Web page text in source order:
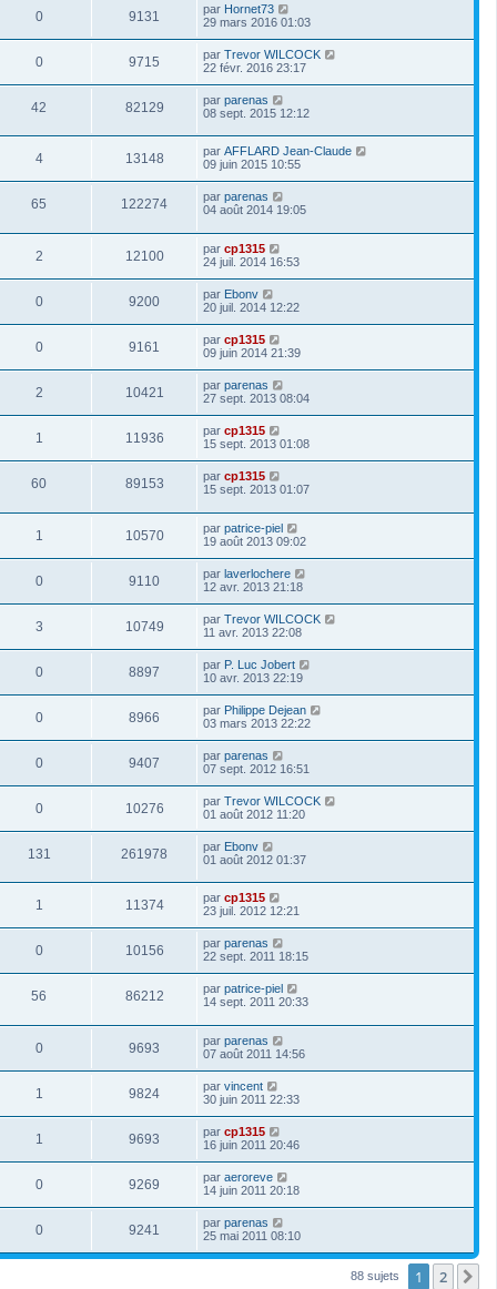
0 9131 par Hornet73
29 mars 2016 01:03
0 9715 par Trevor WILCOCK
22 févr. 2016 23:17
42 82129 par parenas
08 sept. 2015 12:12
4 13148 par AFFLARD Jean-Claude
09 juin 2015 10:55
65 122274 par parenas
04 août 2014 19:05
2 12100 par cp1315
24 juil. 2014 16:53
0 9200 par Ebonv
20 juil. 2014 12:22
0 9161 par cp1315
09 juin 2014 21:39
2 10421 par parenas
27 sept. 2013 08:04
1 11936 par cp1315
15 sept. 2013 01:08
60 89153 par cp1315
15 sept. 2013 01:07
1 10570 par patrice-piel
19 août 2013 09:02
0 9110 par laverlochere
12 avr. 2013 21:18
3 10749 par Trevor WILCOCK
11 avr. 2013 22:08
0 8897 par P. Luc Jobert
10 avr. 2013 22:19
0 8966 par Philippe Dejean
03 mars 2013 22:22
0 9407 par parenas
07 sept. 2012 16:51
0 10276 par Trevor WILCOCK
01 août 2012 11:20
131 261978 par Ebonv
01 août 2012 01:37
1 11374 par cp1315
23 juil. 2012 12:21
0 10156 par parenas
22 sept. 2011 18:15
56 86212 par patrice-piel
14 sept. 2011 20:33
0 9693 par parenas
07 août 2011 14:56
1 9824 par vincent
30 juin 2011 22:33
1 9693 par cp1315
16 juin 2011 20:46
0 9269 par aeroreve
14 juin 2011 20:18
0 9241 par parenas
25 mai 2011 08:10
88 sujets 1 2